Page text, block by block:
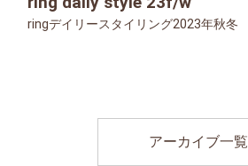
ringデイリースタイリング2023年秋冬
アーカイブ一覧